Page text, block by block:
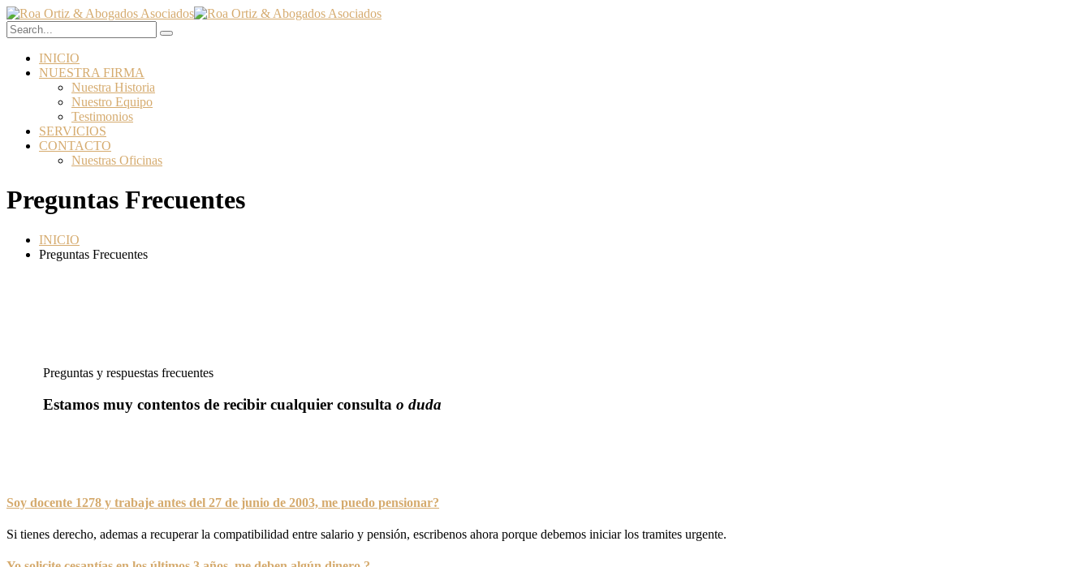
INICIO
NUESTRA FIRMA
Nuestra Historia
Nuestro Equipo
Testimonios
SERVICIOS
CONTACTO
Nuestras Oficinas
Preguntas Frecuentes
INICIO
Preguntas Frecuentes
Preguntas y respuestas frecuentes
Estamos muy contentos de recibir cualquier consulta o duda
Soy docente 1278 y trabaje antes del 27 de junio de 2003, me puedo pensionar?
Si tienes derecho, ademas a recuperar la compatibilidad entre salario y pensión, escribenos ahora porque debemos iniciar los tramites urgente.